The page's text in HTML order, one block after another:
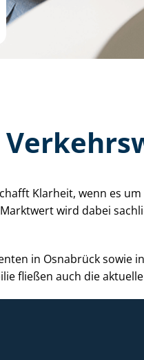
Klarheit, wenn es
wird dabei
in Osnabrück sowie
fließen auch die